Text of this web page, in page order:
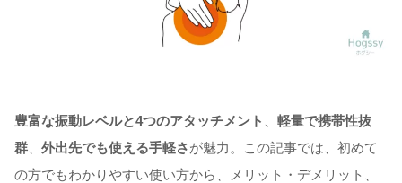
豊富な振動レベルと4つのアタッチメント
軽量で携帯性抜
群
外出先でも使える手軽さが魅力。この記事では、初めて
の方でもわかりやすい使い方から、メリット・デメリット、